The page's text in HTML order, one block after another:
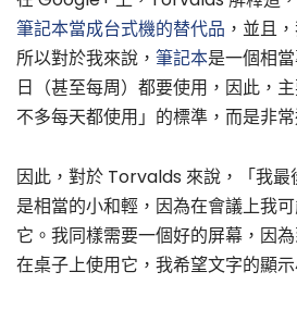
筆記本當成台式機的替代品 ，並且
所以對於我來說， 筆記本是一個相
日（甚至每周）都要使用，因此，
不多每天都使用」的標準，而是非常
因此，對於 Torvalds 來說，「我最
是相當的小和輕，因為在會議上我
它。我同樣需要一個好的屏幕，因
在桌子上使用它，我希望文字的顯示